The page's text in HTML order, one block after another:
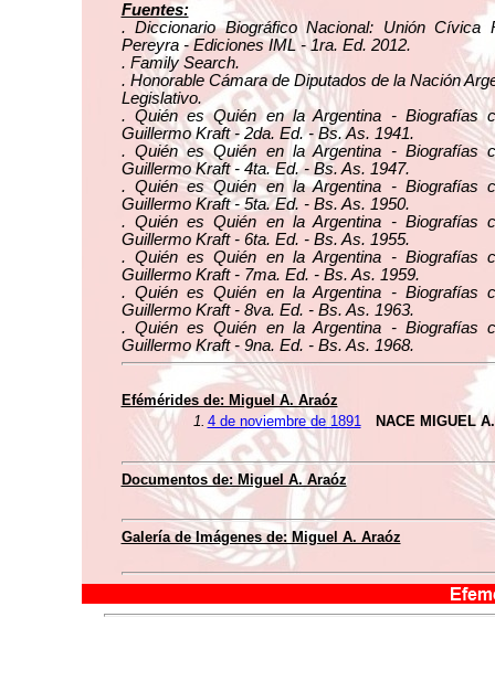
Fuentes:
. Diccionario Biográfico Nacional: Unión Cívica
Pereyra - Ediciones IML - 1ra. Ed. 2012.
. Family Search.
. Honorable Cámara de Diputados de la Nación
Legislativo.
. Quién es Quién en la Argentina - Biografías
Guillermo Kraft - 2da. Ed. - Bs. As. 1941.
. Quién es Quién en la Argentina - Biografías
Guillermo Kraft - 4ta. Ed. - Bs. As. 1947.
. Quién es Quién en la Argentina - Biografías
Guillermo Kraft - 5ta. Ed. - Bs. As. 1950.
. Quién es Quién en la Argentina - Biografías
Guillermo Kraft - 6ta. Ed. - Bs. As. 1955.
. Quién es Quién en la Argentina - Biografías
Guillermo Kraft - 7ma. Ed. - Bs. As. 1959.
. Quién es Quién en la Argentina - Biografías
Guillermo Kraft - 8va. Ed. - Bs. As. 1963.
. Quién es Quién en la Argentina - Biografías
Guillermo Kraft - 9na. Ed. - Bs. As. 1968.
Efémérides de: Miguel A. Araóz
1. 4 de noviembre de 1891 NACE MIGUEL
Documentos de: Miguel A. Araóz
Galería de Imágenes de: Miguel A. Araóz